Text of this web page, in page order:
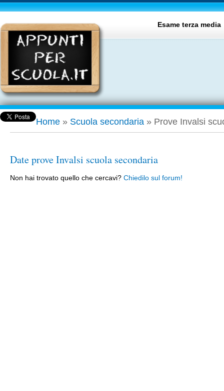
Esame terza media
Home » Scuola secondaria » Prove Invalsi
Date prove Invalsi scuola secondaria
Non hai trovato quello che cercavi? Chiedilo sul forum!